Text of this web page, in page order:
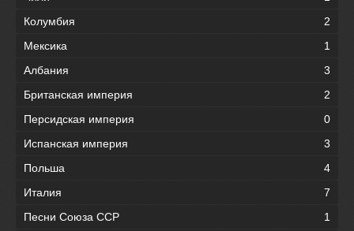
Колумбия
2
Мексика
1
Албания
3
Британская империя
2
Персидская империя
0
Испанская империя
3
Польша
4
Италия
7
Песни Союза ССР
1